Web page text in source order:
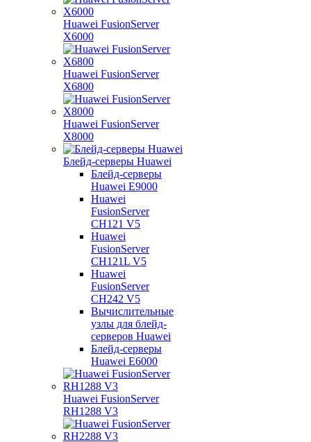
Huawei FusionServer
X6000
Huawei FusionServer
X6800
Huawei FusionServer
X8000
Блейд-серверы Huawei
Блейд-серверы
Huawei E9000
Huawei
FusionServer
CH121 V5
Huawei
FusionServer
CH121L V5
Huawei
FusionServer
CH242 V5
Вычислительные
узлы для блейд-
серверов Huawei
Блейд-серверы
Huawei E6000
Huawei FusionServer
RH1288 V3